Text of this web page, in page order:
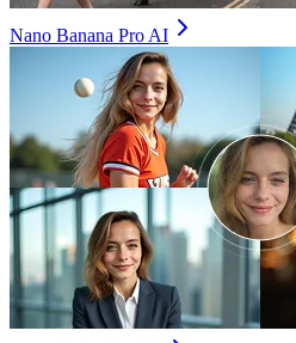
Nano Banana Pro AI